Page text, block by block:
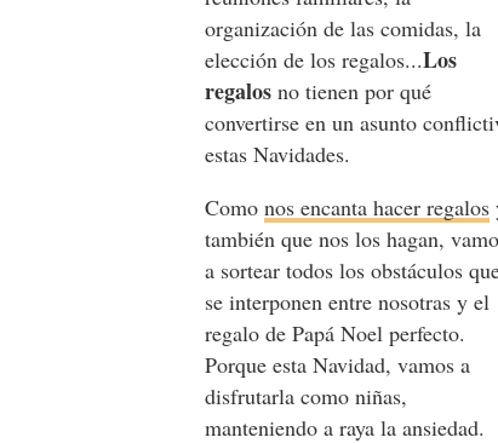
organización de las comidas, la
elección de los regalos...Los
regalos no tienen por qué
convertirse en un asunto
estas Navidades.
Comonos encanta hacer regalos
también que nos los hagan,
a sortear todos los obstáculos
se interponen entre nosotras y el
regalo de Papá Noel perfecto.
Porque esta Navidad, vamos a
disfrutarla como niñas,
manteniendo a raya la ansiedad.